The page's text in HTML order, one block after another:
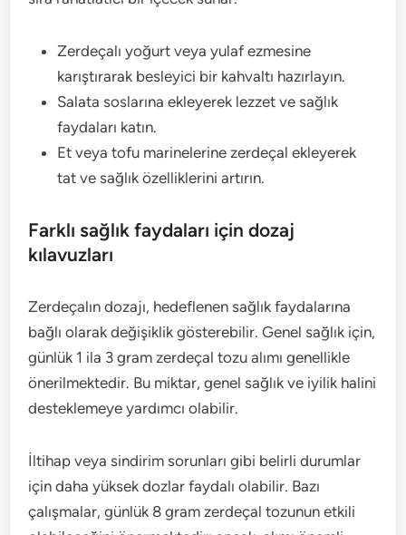
Zerdeçalı yoğurt veya yulaf ezmesine
karıştırarak besleyici bir kahvaltı hazırlayın.
Salata soslarına ekleyerek lezzet ve sağlık
faydaları katın.
Et veya tofu marinelerine zerdeçal ekleyerek
tat ve sağlık özelliklerini artırın.
Farklı sağlık faydaları için dozaj
kılavuzları
Zerdeçalın dozajı, hedeflenen sağlık faydalarına
bağlı olarak değişiklik gösterebilir. Genel sağlık için,
günlük 1 ila 3 gram zerdeçal tozu alımı genellikle
önerilmektedir. Bu miktar, genel sağlık ve iyilik halini
desteklemeye yardımcı olabilir.
İltihap veya sindirim sorunları gibi belirli durumlar
için daha yüksek dozlar faydalı olabilir. Bazı
çalışmalar, günlük 8 gram zerdeçal tozunun etkili